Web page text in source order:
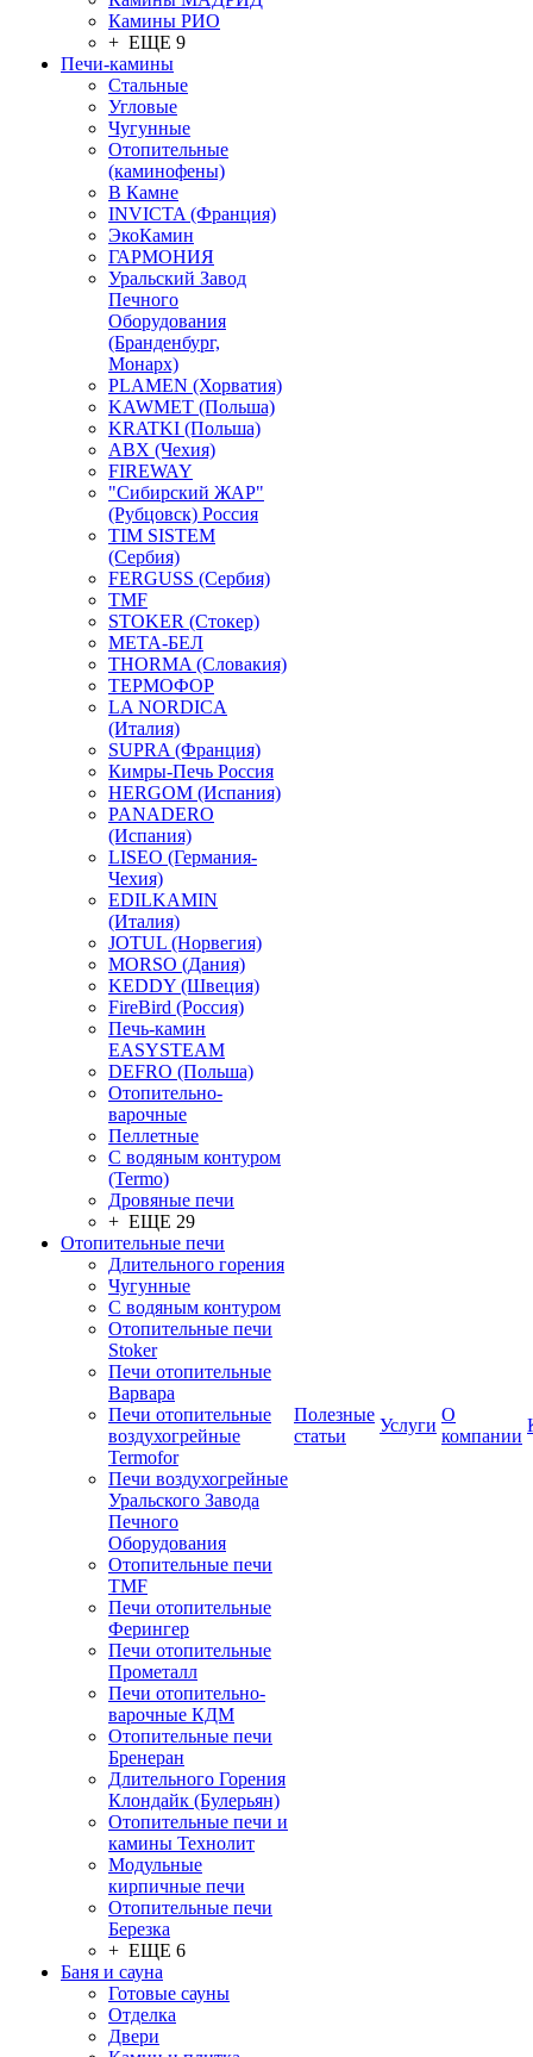
Камины РИО
+ ЕЩЕ 9
Печи-камины
Стальные
Угловые
Чугунные
Отопительные
(каминофены)
В Камне
INVICTA (Франция)
ЭкоКамин
ГАРМОНИЯ
Уральский Завод
Печного
Оборудования
(Бранденбург,
Монарх)
PLAMEN (Хорватия)
KAWMET (Польша)
KRATKI (Польша)
ABX (Чехия)
FIREWAY
"Сибирский ЖАР"
(Рубцовск) Россия
TIM SISTEM
(Сербия)
FERGUSS (Сербия)
TMF
STOKER (Стокер)
МЕТА-БЕЛ
THORMA (Словакия)
ТЕРМОФОР
LA NORDICA
(Италия)
SUPRA (Франция)
Кимры-Печь Россия
HERGOM (Испания)
PANADERO
(Испания)
LISEO (Германия-
Чехия)
EDILKAMIN
(Италия)
JOTUL (Норвегия)
MORSO (Дания)
KEDDY (Швеция)
FireBird (Россия)
Печь-камин
EASYSTEAM
DEFRO (Польша)
Отопительно-
варочные
Пеллетные
С водяным контуром
(Termo)
Дровяные печи
+ ЕЩЕ 29
Отопительные печи
Длительного горения
Чугунные
C водяным контуром
Отопительные печи
Stoker
Печи отопительные
Варвара
Печи отопительные
воздухогрейные
Termofor
Печи воздухогрейные
Уральского Завода
Печного
Оборудования
Отопительные печи
TMF
Печи отопительные
Ферингер
Печи отопительные
Прометалл
Печи отопительно-
варочные КДМ
Отопительные печи
Бренеран
Длительного Горения
Клондайк (Булерьян)
Отопительные печи и
камины Технолит
Модульные
кирпичные печи
Отопительные печи
Березка
+ ЕЩЕ 6
Баня и сауна
Готовые сауны
Отделка
Двери
Полезные
статьи
Услуги
О
компании